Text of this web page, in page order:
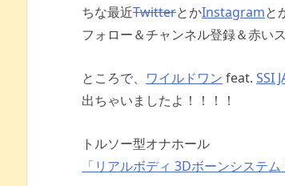
ちな最近TwitterとかInstagramと
フォロー＆チャンネル登録＆赤い
ところで、 ワイルドワン feat. SSI
出ちゃいましたよ！！！！
トルソー型オナホール
「リアルボディ 3Dボーンシステ